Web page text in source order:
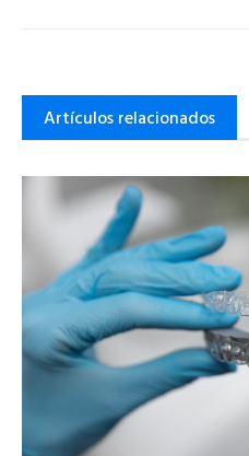
Artículos relacionados